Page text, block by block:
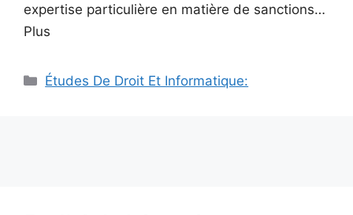
expertise particulière en matière de sanctions…
Plus
Catégories
Études De Droit Et Informatique: